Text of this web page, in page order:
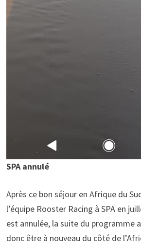
SPA annulé
Après ce bon séjour en Afrique du
l’équipe Rooster Racing à SPA en
est annulée, la suite du programme
donc être à nouveau du côté de